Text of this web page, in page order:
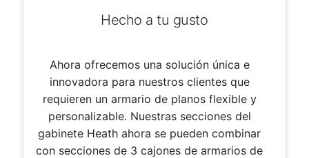
Hecho a tu gusto
Ahora ofrecemos una solución única e
innovadora para nuestros clientes que
requieren un armario de planos flexible y
personalizable. Nuestras secciones del
gabinete Heath ahora se pueden combinar
con secciones de 3 cajones de armarios de